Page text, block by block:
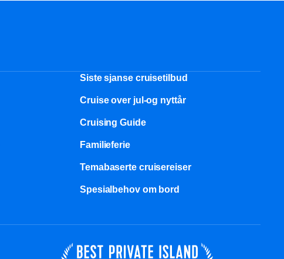
Siste sjanse cruisetilbud
Cruise over jul-og nyttår
Cruising Guide
Familieferie
Temabaserte cruisereiser
Spesialbehov om bord